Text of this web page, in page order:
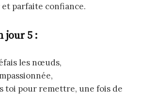
parfaite confiance.
jour 5 :
les nœuds,
toi pour remettre, une fois de